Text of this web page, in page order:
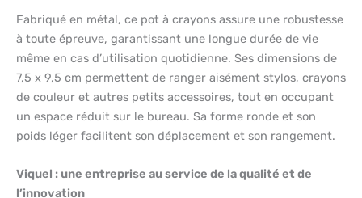
Fabriqué en métal, ce pot à crayons assure une robustesse
à toute épreuve, garantissant une longue durée de vie
même en cas d’utilisation quotidienne. Ses dimensions de
7,5 x 9,5 cm permettent de ranger aisément stylos, crayons
de couleur et autres petits accessoires, tout en occupant
un espace réduit sur le bureau. Sa forme ronde et son
poids léger facilitent son déplacement et son rangement.
Viquel : une entreprise au service de la qualité et de
l’innovation